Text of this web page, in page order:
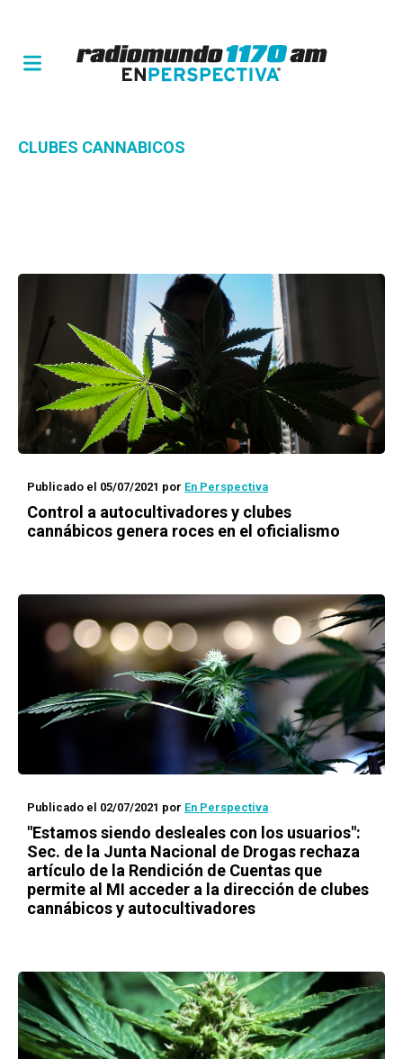
CLUBES CANNABICOS
Publicado el 05/07/2021 por En Perspectiva
Control a autocultivadores y clubes
cannábicos genera roces en el oficialismo
Publicado el 02/07/2021 por En Perspectiva
"Estamos siendo desleales con los usuarios":
Sec. de la Junta Nacional de Drogas rechaza
artículo de la Rendición de Cuentas que
permite al MI acceder a la dirección de clubes
cannábicos y autocultivadores